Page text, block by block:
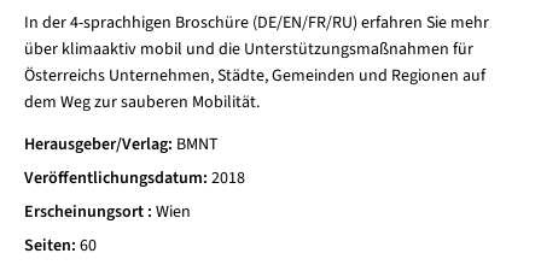
In der 4-sprachhigen Broschüre (DE/EN/FR/RU) erfahren Sie mehr
über klimaaktiv mobil und die Unterstützungsmaßnahmen für
Österreichs Unternehmen, Städte, Gemeinden und Regionen auf
dem Weg zur sauberen Mobilität.
Herausgeber/Verlag BMNT
Veröffentlichungsdatum 2018
Erscheinungsort Wien
Seiten 60